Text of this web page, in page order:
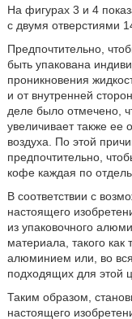
На фигурах 3 и 4
с двумя отверстиями
Предпочтительно,
быть упакована
проникновения
и от внутренней
деле было отмечено,
увеличивает также ее
воздуха. По этой
предпочтительно,
кофе каждая по
В соответствии с
настоящего
из упаковочного
материала, такого
алюминием или, во
подходящих для этой
Таким образом,
настоящего